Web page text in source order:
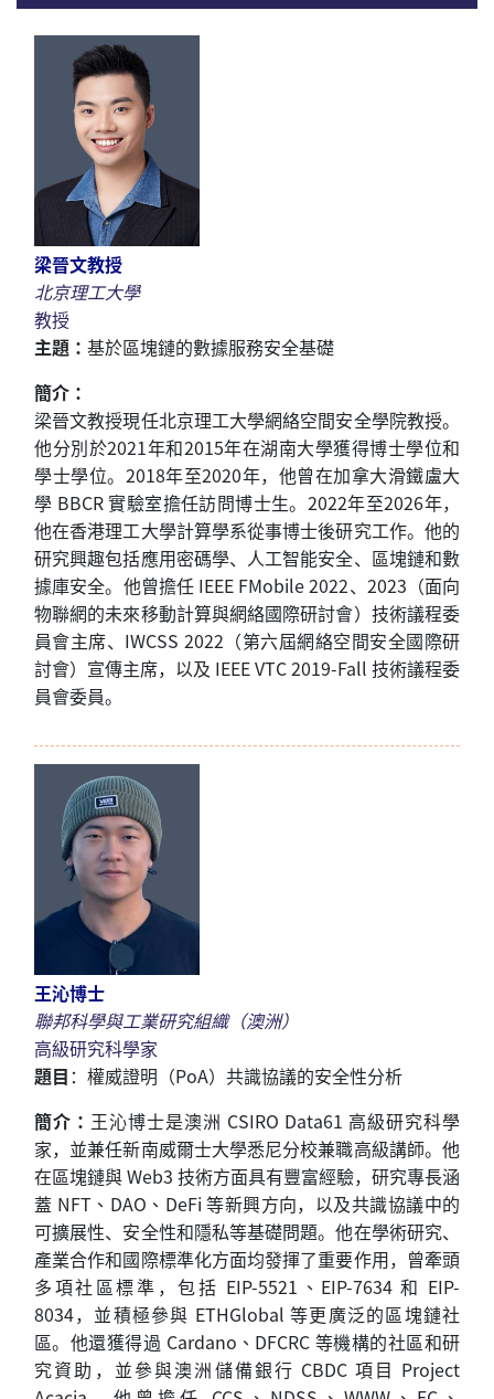
梁晉文教授
北京理工大學
教授
主題 ： 基於區塊鏈的數據服務安全基礎
簡介：
梁晉文教授現任北京理工大學網絡空間安全學院教授。
他分別於2021年和2015年在湖南大學獲得博士學位和
學士學位。 2018年至2020年，他曾在加拿大滑鐵盧大
學 BBCR實驗室擔任訪問博士生。 2022年至2026年，
他在香港理工大學計算學系從事博士後研究工作。他的
研究興趣包括應用密碼學、人工智能安全、區塊鏈和數
據庫安全。他曾擔任 IEEE FMobile2022、 2023 （面向
物聯網的未來移動計算與網絡國際研討會）技術議程委
員會主席、 IWCSS 2022 （第六屆網絡空間安全國際研
討會）宣傳主席，以及 IEEE VTC 2019-Fall 技術議程委
員會委員。
王沁博士
聯邦科學與工業研究組織（澳洲）
高級研究科學家
題目 ： 權威證明（PoA）共識協議的安全性分析
簡介： 王沁博士是澳洲 CSIRO Data61 高級研究科學
家，並兼任新南威爾士大學悉尼分校兼職高級講師。他
在區塊鏈與Web3 技術方面具有豐富經驗，研究專長涵
蓋 NFT 、 DAO 、 DeFi等新興方向，以及共識協議中的
可擴展性、安全性和隱私等基礎問題。他在學術研究、
產業合作和國際標準化方面均發揮了重要作用，曾牽頭
多項社區標準，包括 EIP-5521 、 EIP-7634 和 EIP-
8034，並積極參與 ETHGlobal 等更廣泛的區塊鏈社
區。他還獲得過 Cardano 、 DFCRC 等機構的社區和研
究資助，並參與澳洲儲備銀行 CBDC 項目 Project